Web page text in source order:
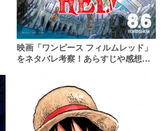
映画「ワンピース フィルムレッド」
をネタバレ考察！あらすじや感想も